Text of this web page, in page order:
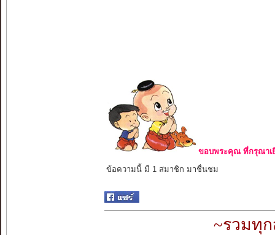
ขอบพระคุณ ที่กรุณาเ
ข้อความนี้ มี 1 สมาชิก มาชื่นชม
~รวมทุ